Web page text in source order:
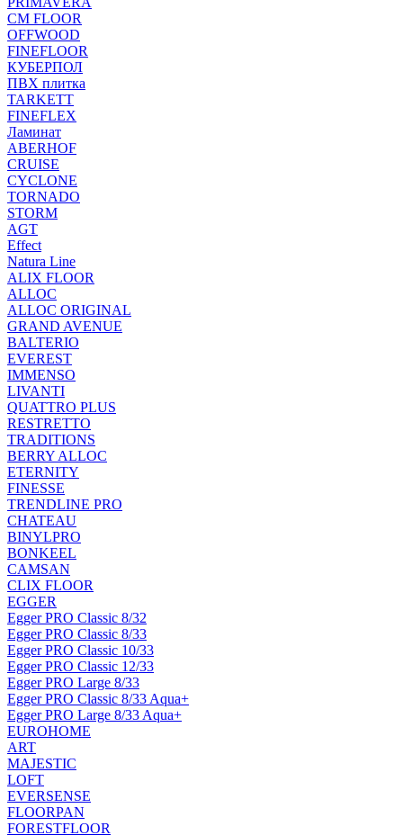
CM FLOOR
OFFWOOD
FINEFLOOR
КУБЕРПОЛ
ПВХ плитка
TARKETT
FINEFLEX
Ламинат
ABERHOF
CRUISE
CYCLONE
TORNADO
STORM
AGT
Effect
Natura Line
ALIX FLOOR
ALLOC
ALLOC ORIGINAL
GRAND AVENUE
BALTERIO
EVEREST
IMMENSO
LIVANTI
QUATTRO PLUS
RESTRETTO
TRADITIONS
BERRY ALLOC
ETERNITY
FINESSE
TRENDLINE PRO
CHATEAU
BINYLPRO
BONKEEL
CAMSAN
CLIX FLOOR
EGGER
Egger PRO Classic 8/32
Egger PRO Classic 8/33
Egger PRO Classic 10/33
Egger PRO Classic 12/33
Egger PRO Large 8/33
Egger PRO Classic 8/33 Aqua+
Egger PRO Large 8/33 Aqua+
EUROHOME
ART
MAJESTIC
LOFT
EVERSENSE
FLOORPAN
FORESTFLOOR